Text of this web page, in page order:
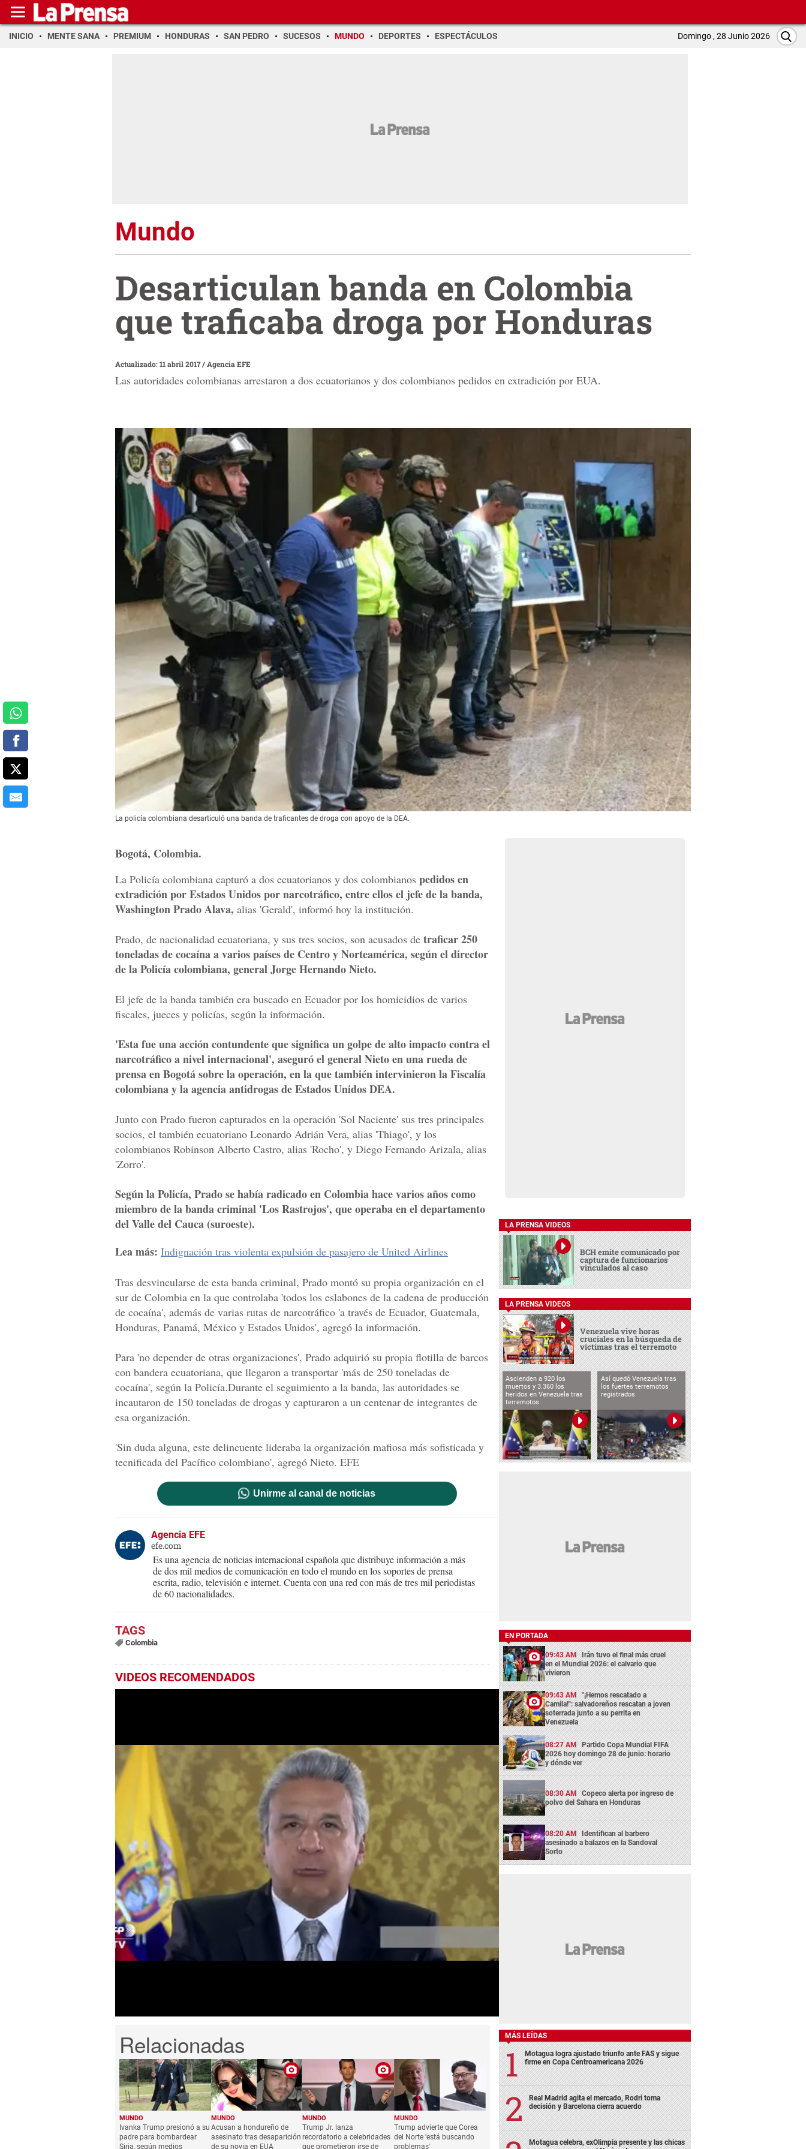
INICIO MENTE SANA PREMIUM HONDURAS SAN PEDRO SUCESOS MUNDO DEPORTES ESPECTÁCULOS Domingo , 28 Junio 2026
Mundo
Desarticulan banda en Colombia
que traficaba droga por Honduras
Actualizado: 11 abril 2017/ Agencia EFE
Las autoridades colombianas arrestaron a dos ecuatorianos y dos colombianos pedidos en extradición por EUA.
La policía colombiana desarticuló una banda de traficantes de droga con apoyo de la DEA.
Bogotá, Colombia.
La Policía colombiana capturó a dos ecuatorianos y dos colombianos pedidos en
extradición por Estados Unidos por narcotráfico, entre ellos el jefe de la banda,
Washington Prado Alava, alias 'Gerald', informó hoy la institución.
Prado, de nacionalidad ecuatoriana, y sus tres socios, son acusados de traficar 250
toneladas de cocaína a varios países de Centro y Norteamérica, según el director
de la Policía colombiana, general Jorge Hernando Nieto.
El jefe de la banda también era buscado en Ecuador por los homicidios de varios
fiscales, jueces y policías, según la información.
'Esta fue una acción contundente que significa un golpe de alto impacto contra el
narcotráfico a nivel internacional', aseguró el general Nieto en una rueda de
prensa en Bogotá sobre la operación, en la que también intervinieron la Fiscalía
colombiana y la agencia antidrogas de Estados Unidos DEA.
Junto con Prado fueron capturados en la operación 'Sol Naciente' sus tres principales
socios, el también ecuatoriano Leonardo Adrián Vera, alias 'Thiago', y los
colombianos Robinson Alberto Castro, alias 'Rocho', y Diego Fernando Arizala, alias
'Zorro'.
Según la Policía, Prado se había radicado en Colombia hace varios años como
miembro de la banda criminal 'Los Rastrojos', que operaba en el departamento
del Valle del Cauca (suroeste).
Lea más: Indignación tras violenta expulsión de pasajero de United Airlines
Tras desvincularse de esta banda criminal, Prado montó su propia organización en el
sur de Colombia en la que controlaba 'todos los eslabones de la cadena de producción
de cocaína', además de varias rutas de narcotráfico 'a través de Ecuador, Guatemala,
Honduras, Panamá, México y Estados Unidos', agregó la información.
Para 'no depender de otras organizaciones', Prado adquirió su propia flotilla de barcos
con bandera ecuatoriana, que llegaron a transportar 'más de 250 toneladas de
cocaína', según la Policía.Durante el seguimiento a la banda, las autoridades se
incautaron de 150 toneladas de drogas y capturaron a un centenar de integrantes de
esa organización.
'Sin duda alguna, este delincuente lideraba la organización mafiosa más sofisticada y
tecnificada del Pacífico colombiano', agregó Nieto. EFE
Unirme al canal de noticias
Agencia EFE
efe.com
Es una agencia de noticias internacional española que distribuye información a más
de dos mil medios de comunicación en todo el mundo en los soportes de prensa
escrita, radio, televisión e internet. Cuenta con una red con más de tres mil periodistas
de 60 nacionalidades.
Colombia
VIDEOS RECOMENDADOS
0
seconds
of
45
seconds
Volume
MUNDO
Ivanka Trump presionó a su
padre para bombardear
Siria, según medios
MUNDO
Acusan a hondureño de
asesinato tras desaparición
de su novia en EUA
MUNDO
Trump Jr. lanza
recordatorio a celebridades
que prometieron irse de
MUNDO
Trump advierte que Corea
del Norte 'está buscando
problemas'
LA PRENSA VIDEOS
BCH emite comunicado por
captura de funcionarios
vinculados al caso
LA PRENSA VIDEOS
Venezuela vive horas
cruciales en la búsqueda de
víctimas tras el terremoto
Ascienden a 920 los
muertos y 3.360 los
heridos en Venezuela tras
terremotos
Así quedó Venezuela tras
los fuertes terremotos
registrados
EN PORTADA
09:43 AM Irán tuvo el final más cruel
en el Mundial 2026: el calvario que
vivieron
09:43 AM "¡Hemos rescatado a
Camila!": salvadoreños rescatan a joven
soterrada junto a su perrita en
Venezuela
08:27 AM Partido Copa Mundial FIFA
2026 hoy domingo 28 de junio: horario
y dónde ver
08:30 AM Copeco alerta por ingreso de
polvo del Sahara en Honduras
08:20 AM Identifican al barbero
asesinado a balazos en la Sandoval
Sorto
MÁS LEÍDAS
Motagua logra ajustado triunfo ante FAS y sigue
firme en Copa Centroamericana 2026
Real Madrid agita el mercado, Rodri toma
decisión y Barcelona cierra acuerdo
Motagua celebra, exOlimpia presente y las chicas